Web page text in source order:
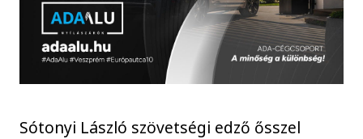
Sótonyi László szövetségi edző ősszel